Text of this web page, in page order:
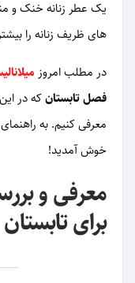
یک عطر زنانه خنک و
های ظریف زنانه را
در مطلب امروز
فصل تابستانکه در
خوش آمدید!
معرفی و
برای تابستان